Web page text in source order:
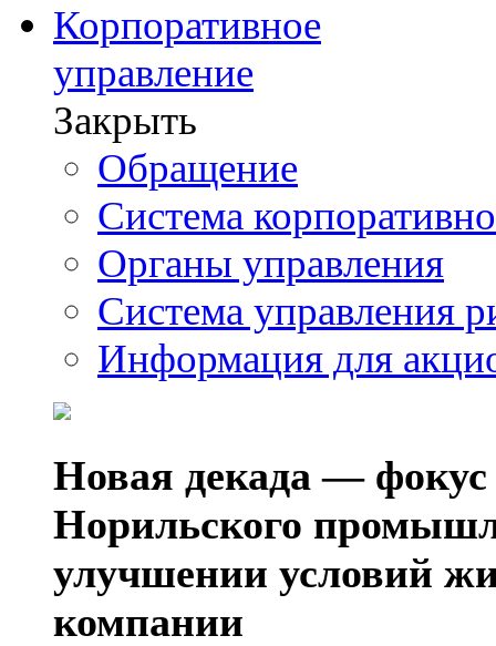
Корпоративное
управление
Закрыть
Обращение
Система
Органы управления
Система управления
Информация для
Новая декада — фокус
Норильского
улучшении условий
компании